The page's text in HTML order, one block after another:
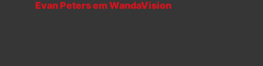
Evan Peters em WandaVision